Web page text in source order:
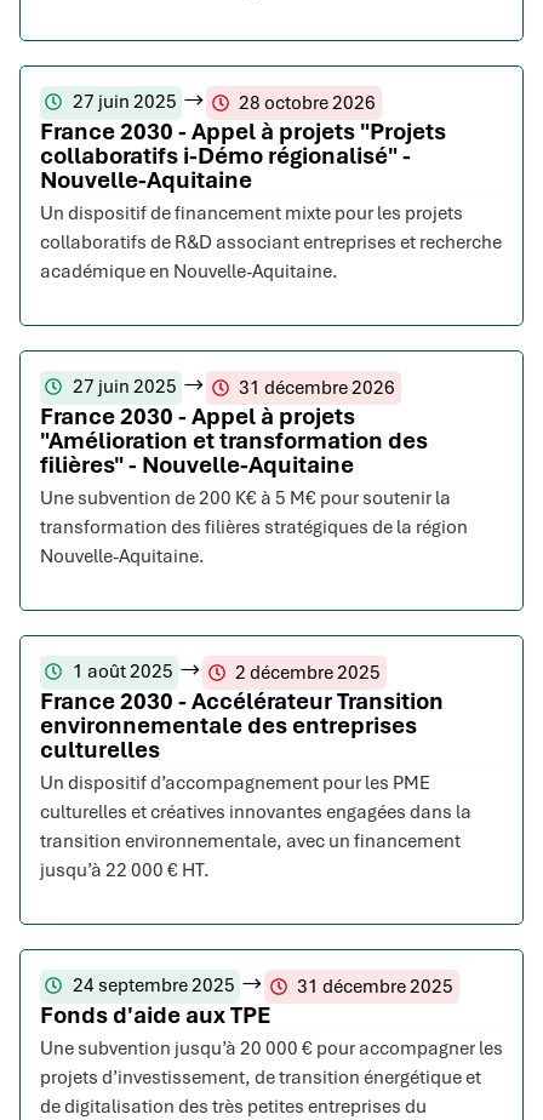
27 juin 2025 28 octobre 2026
France 2030 - Appel à projets "Projets
collaboratifs i-Démo régionalisé" -
Nouvelle-Aquitaine
Un dispositif de financement mixte pour les projets
collaboratifs de R&D associant entreprises et recherche
académique en Nouvelle-Aquitaine.
27 juin 2025 31 décembre 2026
France 2030 - Appel à projets
"Amélioration et transformation des
filières" - Nouvelle-Aquitaine
Une subvention de 200 K€ à 5 M€ pour soutenir la
transformation des filières stratégiques de la région
Nouvelle-Aquitaine.
1 août 2025 2 décembre 2025
France 2030 - Accélérateur Transition
environnementale des entreprises
culturelles
Un dispositif d’accompagnement pour les PME
culturelles et créatives innovantes engagées dans la
transition environnementale, avec un financement
jusqu’à 22 000 € HT.
24 septembre 2025 31 décembre 2025
Fonds d'aide aux TPE
Une subvention jusqu’à 20 000 € pour accompagner les
projets d’investissement, de transition énergétique et
de digitalisation des très petites entreprises du